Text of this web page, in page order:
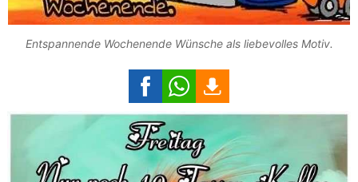
Entspannende Wochenende Wünsche als liebevolles Motiv.